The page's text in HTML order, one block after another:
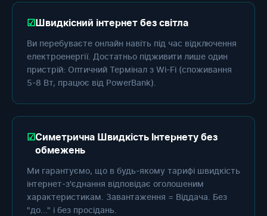
Швидкісний інтернет без світла
Ви перебуваєте онлайн навіть під час відключення
електроенергії. Достатньо підживити лише один
пристрій: Оптичний Термінал з Wi-Fi (споживання
5-8 Вт, працює від PowerBank).
Симетрична Швидкість Інтернету без
обмежень
Ми гарантуємо, що в будь-якому тарифі швидкість
інтернет-з'єднання відповідає оголошеним
характеристикам. Завантаження = Віддача. Без
"до..." і без просідань.